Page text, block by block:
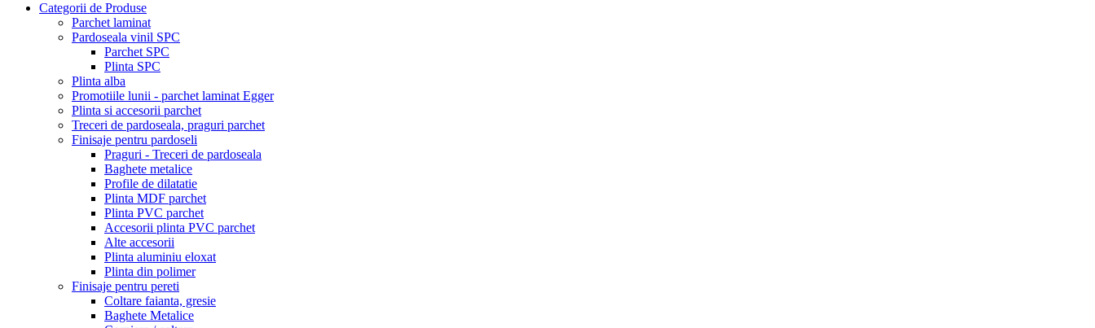
Categorii de Produse
Parchet laminat
Pardoseala vinil SPC
Parchet SPC
Plinta SPC
Plinta alba
Promotiile lunii - parchet laminat Egger
Plinta si accesorii parchet
Treceri de pardoseala, praguri parchet
Finisaje pentru pardoseli
Praguri - Treceri de pardoseala
Baghete metalice
Profile de dilatatie
Plinta MDF parchet
Plinta PVC parchet
Accesorii plinta PVC parchet
Alte accesorii
Plinta aluminiu eloxat
Plinta din polimer
Finisaje pentru pereti
Coltare faianta, gresie
Baghete Metalice